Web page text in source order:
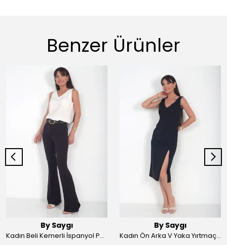
Benzer Ürünler
By Saygı
Kadın Beli Kemerli İspanyol Paça Likralı Krep Pantolon - Kahve
By Saygı
Kadın Ön Arka V Yaka Yırtmaçlı Likralı Scuba Midi Elbise - Siyah